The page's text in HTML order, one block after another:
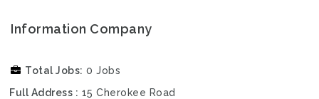
Information Company
Total Jobs 0 Jobs
Full Address
15 Cherokee Road